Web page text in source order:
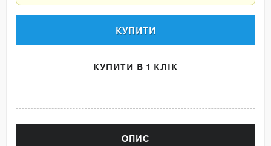
КУПИТИ
КУПИТИ В 1 КЛІК
ОПИС